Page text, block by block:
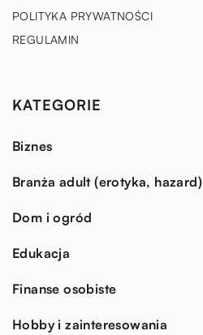
POLITYKA PRYWATNOŚCI
REGULAMIN
KATEGORIE
Biznes
Branża adult (erotyka, hazard)
Dom i ogród
Edukacja
Finanse osobiste
Hobby i zainteresowania